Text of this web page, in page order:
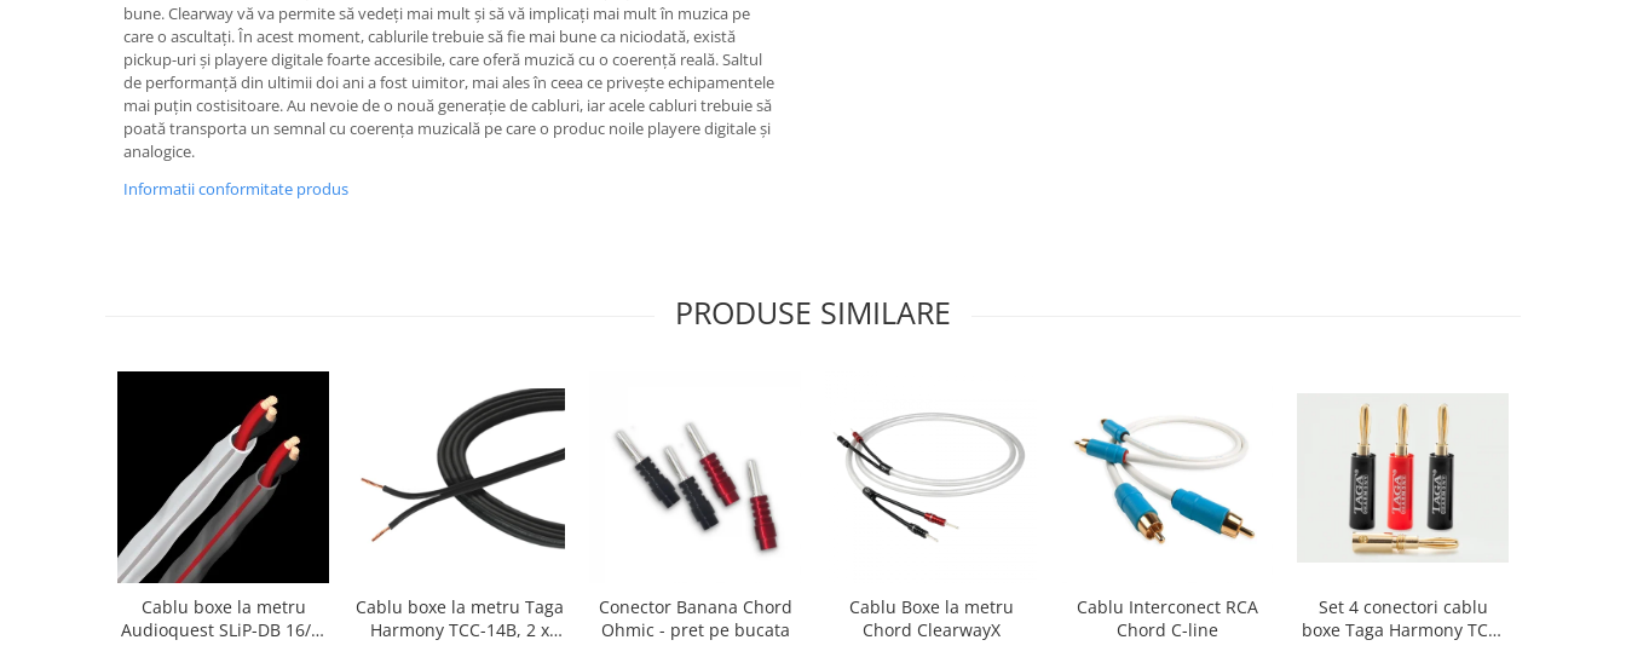
bune. Clearway vă va permite să vedeți mai mult și să vă implicați mai mult în muzica pe
care o ascultați. În acest moment, cablurile trebuie să fie mai bune ca niciodată, există
pickup-uri și playere digitale foarte accesibile, care oferă muzică cu o coerență reală. Saltul
de performanță din ultimii doi ani a fost uimitor, mai ales în ceea ce privește echipamentele
mai puțin costisitoare. Au nevoie de o nouă generație de cabluri, iar acele cabluri trebuie să
poată transporta un semnal cu coerența muzicală pe care o produc noile playere digitale și
analogice.
Informatii conformitate produs
PRODUSE SIMILARE
Cablu boxe la metru
Audioquest SLiP-DB 16/2,
Cablu boxe la metru Taga
Harmony TCC-14B, 2 x
Conector Banana Chord
Ohmic - pret pe bucata
Cablu Boxe la metru
Chord ClearwayX
Cablu Interconect RCA
Chord C-line
Set 4 conectori cablu
boxe Taga Harmony TCB-